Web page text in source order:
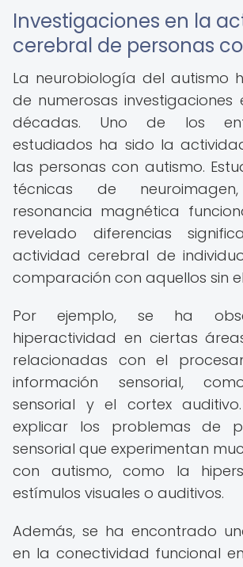
Investigaciones en la
cerebral de personas
La neurobiología del autismo
de numerosas investigaciones
décadas. Uno de los
estudiados ha sido la
las personas con autismo.
técnicas de
resonancia magnética
revelado diferencias
actividad cerebral de
comparación con aquellos sin
Por ejemplo, se ha
hiperactividad en ciertas
relacionadas con el
información sensorial,
sensorial y el cortex
explicar los problemas de
sensorial que experimentan
con autismo, como la
estímulos visuales o auditivos.
Además, se ha encontrado
en la conectividad funcional